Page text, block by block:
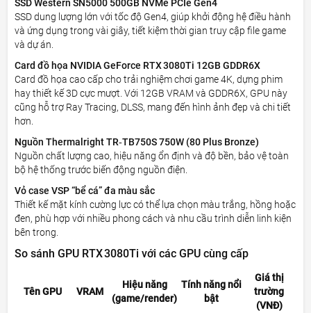
SSD Western SN5000 500GB NVMe PCIe Gen4
SSD dung lượng lớn với tốc độ Gen4, giúp khởi động hệ điều hành
và ứng dụng trong vài giây, tiết kiệm thời gian truy cập file game
và dự án.
Card đồ họa NVIDIA GeForce RTX 3080Ti 12GB GDDR6X
Card đồ họa cao cấp cho trải nghiệm chơi game 4K, dựng phim
hay thiết kế 3D cực mượt. Với 12GB VRAM và GDDR6X, GPU này
cũng hỗ trợ Ray Tracing, DLSS, mang đến hình ảnh đẹp và chi tiết
hơn.
Nguồn Thermalright TR‑TB750S 750W (80 Plus Bronze)
Nguồn chất lượng cao, hiệu năng ổn định và độ bền, bảo vệ toàn
bộ hệ thống trước biến động nguồn điện.
Vỏ case VSP “bể cá” đa màu sắc
Thiết kế mặt kính cường lực có thể lựa chọn màu trắng, hồng hoặc
đen, phù hợp với nhiều phong cách và nhu cầu trình diễn linh kiện
bên trong.
So sánh GPU RTX 3080Ti với các GPU cùng cấp
Tên GPU VRAM
Hiệu năng
(game/render)
Tính năng nổi
bật
Giá thị
trường
(VNĐ)